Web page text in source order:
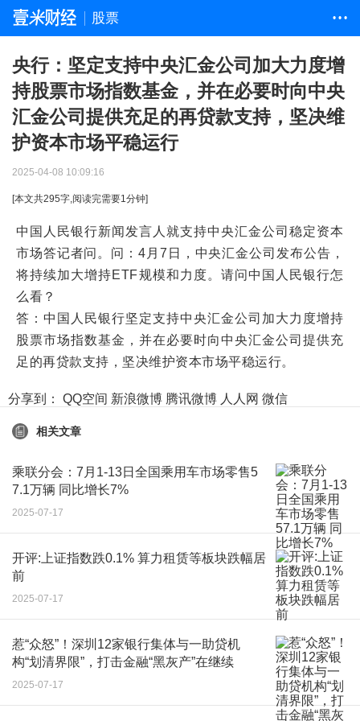
股票 • • •
央行：坚定支持中央汇金公司加大力度增
持股票市场指数基金，并在必要时向中央
汇金公司提供充足的再贷款支持，坚决维
护资本市场平稳运行
2025-04-08 10:09:16
[本文共295字,阅读完需要1分钟]
中国人民银行新闻发言人就支持中央汇金公司稳定资本
市场答记者问。问：4月7日，中央汇金公司发布公告，
将持续加大增持ETF规模和力度。请问中国人民银行怎
么看？
答：中国人民银行坚定支持中央汇金公司加大力度增持
股票市场指数基金，并在必要时向中央汇金公司提供充
足的再贷款支持，坚决维护资本市场平稳运行。
分享到： QQ空间 新浪微博 腾讯微博 人人网 微信
相关文章
乘联分会：7月1-13日全国乘用车市场零售5
7.1万辆 同比增长7%
2025-07-17
开评:上证指数跌0.1% 算力租赁等板块跌幅居
前
2025-07-17
惹“众怒”！深圳12家银行集体与一助贷机
构“划清界限”，打击金融“黑灰产”在继续
2025-07-17